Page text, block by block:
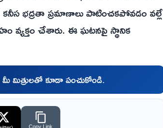
కనీస భద్రతా ప్రమాణాలు పాటించకపోవడం వల్లే
వ్యక్తం చేశారు. ఈ ఘటనపై స్థానిక
మీ మిత్రులతో కూడా పంచుకోండి.
Copy Link